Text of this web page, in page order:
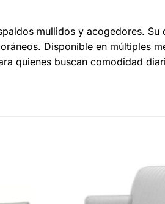
mullidos y acogedores. Su
Disponible en múltiples
quienes buscan comodidad